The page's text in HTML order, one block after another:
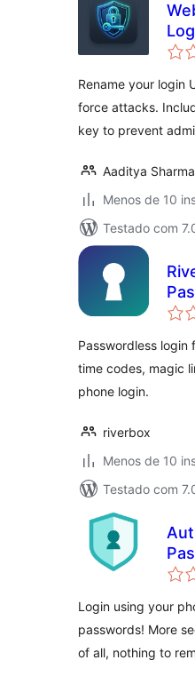
Rename your login
force attacks.
key to prevent
Aaditya Sharma
Menos de 10
Testado com
Passwordless
time codes, magic
phone login.
riverbox
Menos de 10
Testado com
Login using your
passwords! More
of all, nothing to